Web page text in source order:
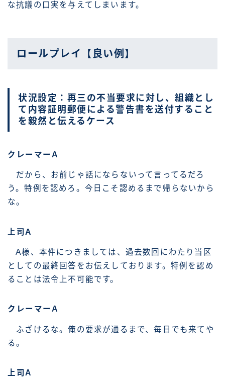
な抗議の口実を与えてしまいます。
ロールプレイ【良い例】
状況設定：再三の不当要求に対し、組織とし
て内容証明郵便による警告書を送付すること
を毅然と伝えるケース
クレーマーA
だから、お前じゃ話にならないって言ってるだろ
う。特例を認めろ。今日こそ認めるまで帰らないから
な。
上司A
A様、本件につきましては、過去数回にわたり当区
としての最終回答をお伝えしております。特例を認め
ることは法令上不可能です。
クレーマーA
ふざけるな。俺の要求が通るまで、毎日でも来てや
る。
上司A